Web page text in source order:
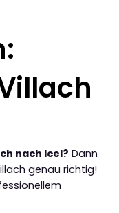
nach Icel? Dann
genau richtig!